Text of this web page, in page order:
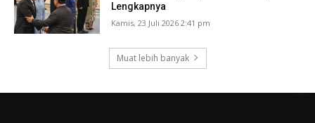
Lengkapnya
Kamis, 23 Juli 2026 2:41 pm
Muat lebih banyak